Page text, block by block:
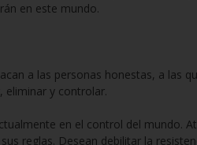
en este mundo.
a las personas honestas, a las
eliminar y controlar.
en el control del mundo.
reglas. Desean debilitar la